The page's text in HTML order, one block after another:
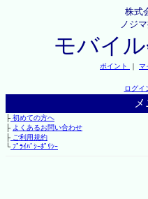
株式
ノジ
モバイ
ポイント ｜ マ
ログイ
├初めての方へ
├ よくあるお問い合わせ
├ご利用規約
└ﾌﾟﾗｲﾊﾞｼｰﾎﾟﾘｼｰ